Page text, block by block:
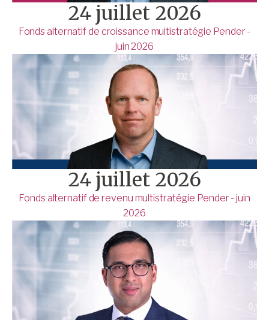
24 juillet 2026
Fonds alternatif de croissance multistratégie Pender -
juin 2026
24 juillet 2026
Fonds alternatif de revenu multistratégie Pender - juin
2026